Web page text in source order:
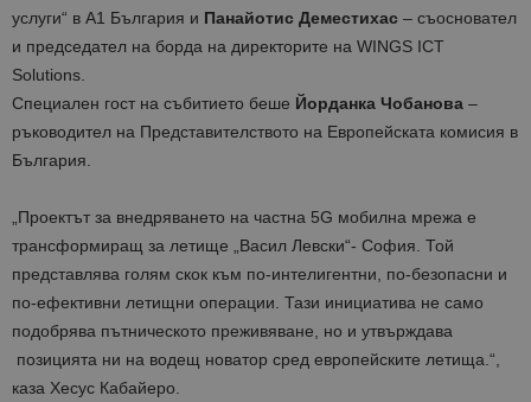
услуги“ в А1 България и Панайотис Деместихас – съосновател
и председател на борда на директорите на WINGS ICT
Solutions.
Специален гост на събитието беше Йорданка Чобанова –
ръководител на Представителството на Европейската комисия в
България.
„Проектът за внедряването на частна 5G мобилна мрежа е
трансформиращ за летище „Васил Левски“- София. Той
представлява голям скок към по-интелигентни, по-безопасни и
по-ефективни летищни операции. Тази инициатива не само
подобрява пътническото преживяване, но и утвърждава
позицията ни на водещ новатор сред европейските летища.“,
каза Хесус Кабайеро.